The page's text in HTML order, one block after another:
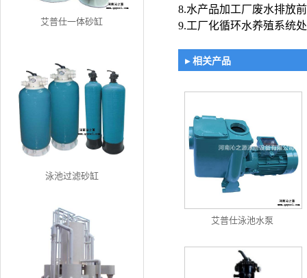
艾普仕一体砂缸
泳池过滤砂缸
8.水产品加工厂废水排放
9.工厂化循环水养殖系统
▸ 相关产品
艾普仕泳池水泵